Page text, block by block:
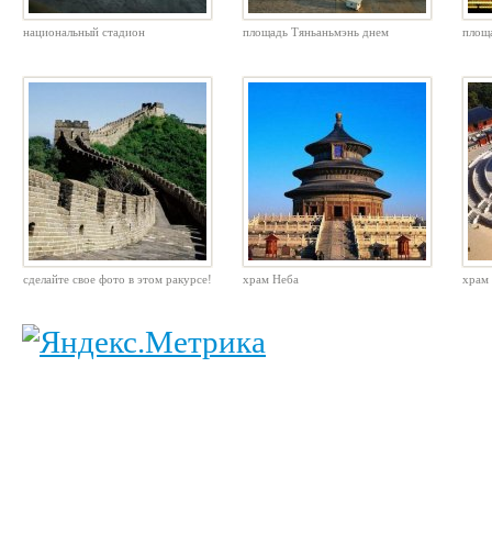
национальный стадион площадь Тяньаньмэнь днем
сделайте свое фото в этом ракурсе! храм Неба храм